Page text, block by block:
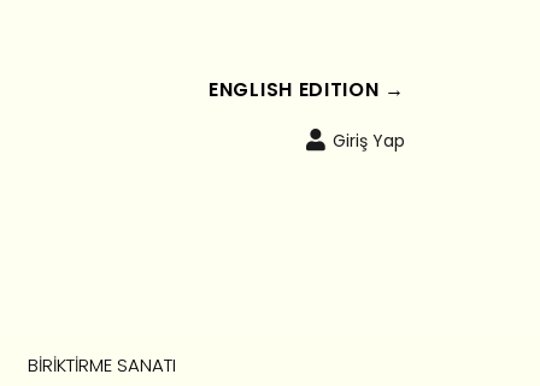
ENGLISH EDITION →
Giriş Yap
BIRIKTIRME SANATI